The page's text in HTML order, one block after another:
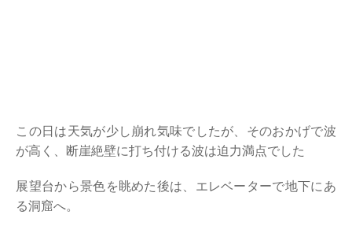
この日は天気が少し崩れ気味でしたが、そのおかげで波
が高く、断崖絶壁に打ち付ける波は迫力満点でした
展望台から景色を眺めた後は、エレベーターで地下にあ
る洞窟へ。